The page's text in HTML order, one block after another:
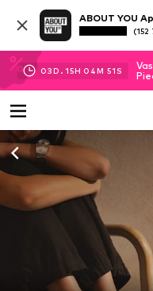
ABOUT YOU
03D. 15H 04M 50 S